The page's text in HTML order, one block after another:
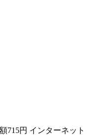
715円 インターネット